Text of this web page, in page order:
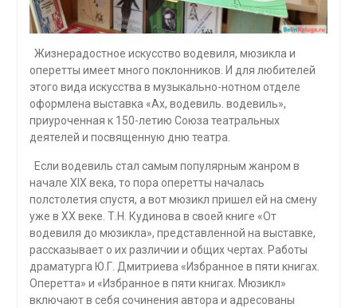
Жизнерадостное искусство водевиля, мюзикла и
оперетты имеет много поклонников. И для любителей
этого вида искусства в музыкально-нотном отделе
оформлена выставка «Ах, водевиль. водевиль»,
приуроченная к 150-летию Союза театральных
деятелей и посвященную дню театра.
Если водевиль стал самым популярным жанром в
начале XIX века, то пора оперетты началась
полстолетия спустя, а вот мюзикл пришел ей на смену
уже в XX веке. Т.Н. Кудинова в своей книге «От
водевиля до мюзикла», представленной на выставке,
рассказывает о их различии и общих чертах. Работы
драматурга Ю.Г. Дмитриева «Избранное в пяти книгах.
Оперетта» и «Избранное в пяти книгах. Мюзикл»
включают в себя сочинения автора и адресованы